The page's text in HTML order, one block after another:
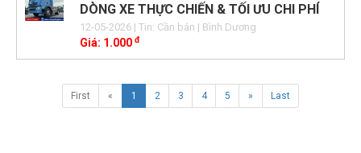
DÒNG XE THỰC CHIẾN & TỐI ƯU CHI PHÍ
12-05-2026| Tin: Cần bán | Bình Dương
Giá: 1.000 đ
First « 1 2 3 4 5 » Last